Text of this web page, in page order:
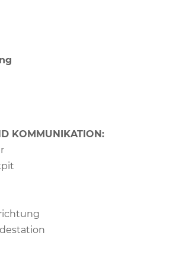
KOMMUNIKATION: